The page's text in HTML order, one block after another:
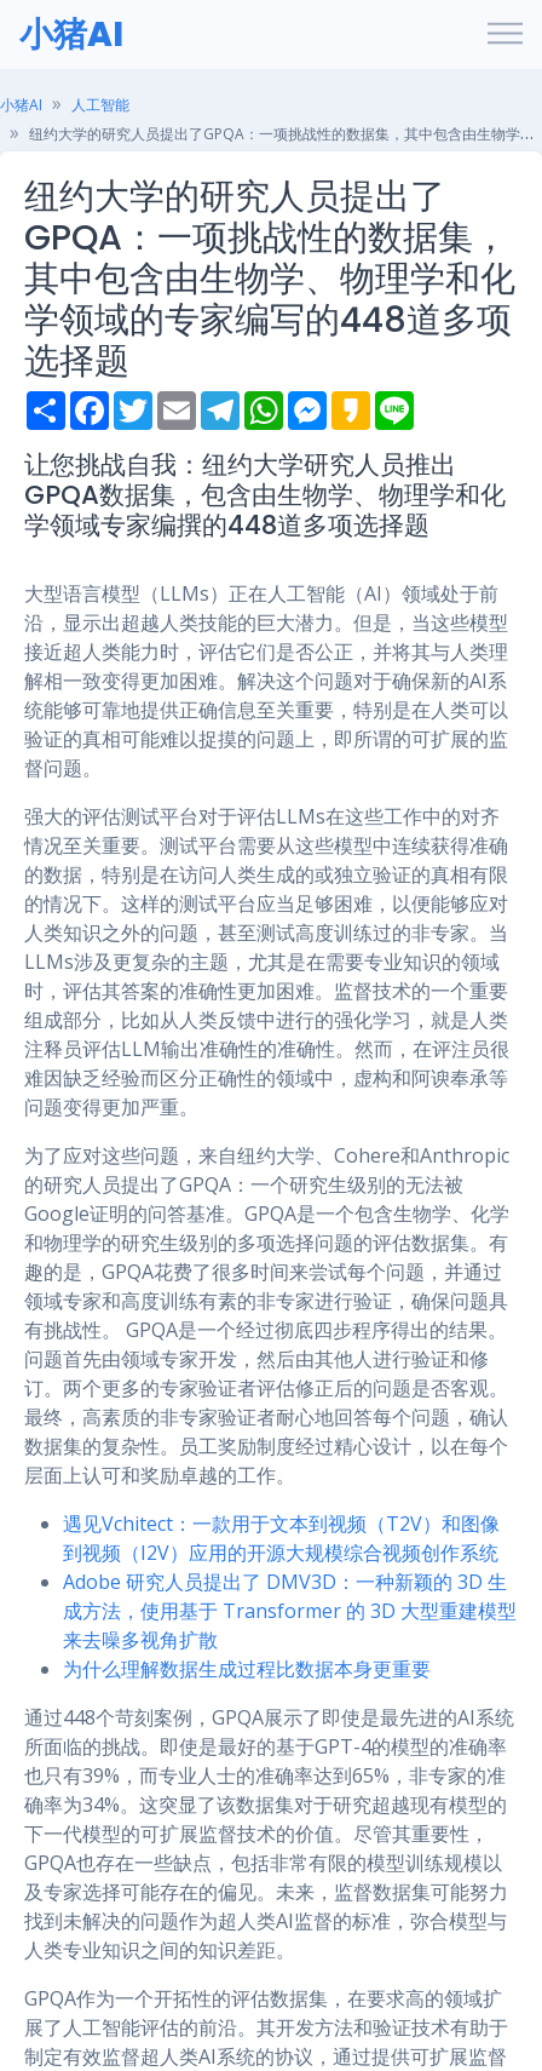
小猪AI
小猪AI
人工智能
纽约大学的研究人员提出了GPQA：一项挑战性的数据集，其中包含由生物学、物理学和化学领域的专家编写的448道多项选择题
纽约大学的研究人员提出了
GPQA：一项挑战性的数据集，
其中包含由生物学、物理学和化
学领域的专家编写的448道多项
选择题
S
h
r
e
F
a
e
b
o
o
k
T
w
t
t
e
r
E
m
T
e
e
g
r
a
m
W
h
t
s
A
p
p
M
e
s
e
n
g
e
K
a
o
e
让您挑战自我：纽约大学研究人员推出
GPQA数据集，包含由生物学、物理学和化
学领域专家编撰的448道多项选择题
大型语言模型（LLMs）正在人工智能（AI）领域处于前
沿，显示出超越人类技能的巨大潜力。但是，当这些模型
接近超人类能力时，评估它们是否公正，并将其与人类理
解相一致变得更加困难。解决这个问题对于确保新的AI系
统能够可靠地提供正确信息至关重要，特别是在人类可以
验证的真相可能难以捉摸的问题上，即所谓的可扩展的监
督问题。
强大的评估测试平台对于评估LLMs在这些工作中的对齐
情况至关重要。测试平台需要从这些模型中连续获得准确
的数据，特别是在访问人类生成的或独立验证的真相有限
的情况下。这样的测试平台应当足够困难，以便能够应对
人类知识之外的问题，甚至测试高度训练过的非专家。当
LLMs涉及更复杂的主题，尤其是在需要专业知识的领域
时，评估其答案的准确性更加困难。监督技术的一个重要
组成部分，比如从人类反馈中进行的强化学习，就是人类
注释员评估LLM输出准确性的准确性。然而，在评注员很
难因缺乏经验而区分正确性的领域中，虚构和阿谀奉承等
问题变得更加严重。
为了应对这些问题，来自纽约大学、Cohere和Anthropic
的研究人员提出了GPQA：一个研究生级别的无法被
Google证明的问答基准。GPQA是一个包含生物学、化学
和物理学的研究生级别的多项选择问题的评估数据集。有
趣的是，GPQA花费了很多时间来尝试每个问题，并通过
领域专家和高度训练有素的非专家进行验证，确保问题具
有挑战性。 GPQA是一个经过彻底四步程序得出的结果。
问题首先由领域专家开发，然后由其他人进行验证和修
订。两个更多的专家验证者评估修正后的问题是否客观。
最终，高素质的非专家验证者耐心地回答每个问题，确认
数据集的复杂性。员工奖励制度经过精心设计，以在每个
层面上认可和奖励卓越的工作。
遇见Vchitect：一款用于文本到视频（T2V）和图像
到视频（I2V）应用的开源大规模综合视频创作系统
Adobe 研究人员提出了 DMV3D：一种新颖的 3D 生
成方法，使用基于 Transformer 的 3D 大型重建模型
来去噪多视角扩散
为什么理解数据生成过程比数据本身更重要
通过448个苛刻案例，GPQA展示了即使是最先进的AI系统
所面临的挑战。即使是最好的基于GPT-4的模型的准确率
也只有39%，而专业人士的准确率达到65%，非专家的准
确率为34%。这突显了该数据集对于研究超越现有模型的
下一代模型的可扩展监督技术的价值。尽管其重要性，
GPQA也存在一些缺点，包括非常有限的模型训练规模以
及专家选择可能存在的偏见。未来，监督数据集可能努力
找到未解决的问题作为超人类AI监督的标准，弥合模型与
人类专业知识之间的知识差距。
GPQA作为一个开拓性的评估数据集，在要求高的领域扩
展了人工智能评估的前沿。其开发方法和验证技术有助于
制定有效监督超人类AI系统的协议，通过提供可扩展监督